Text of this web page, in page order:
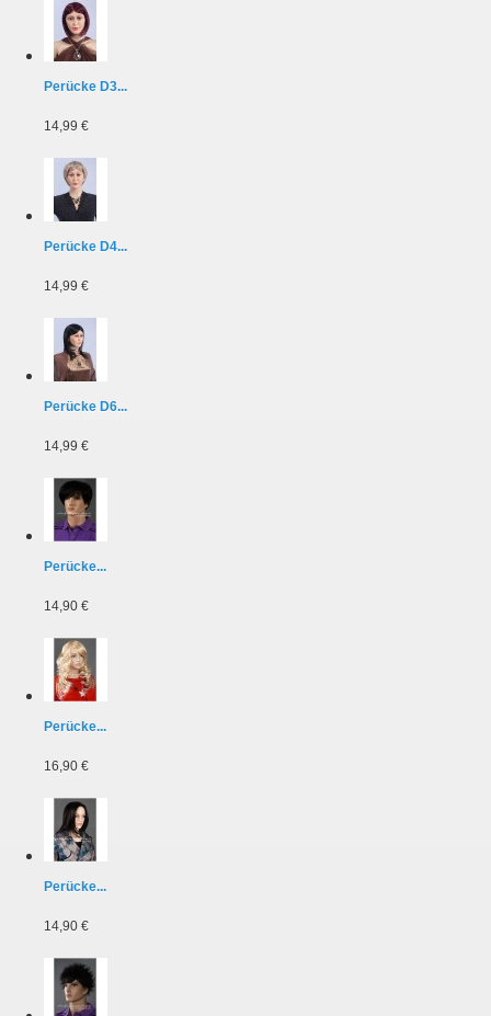
Perücke D3...
14,99 €
Perücke D4...
14,99 €
Perücke D6...
14,99 €
Perücke...
14,90 €
Perücke...
16,90 €
Perücke...
14,90 €